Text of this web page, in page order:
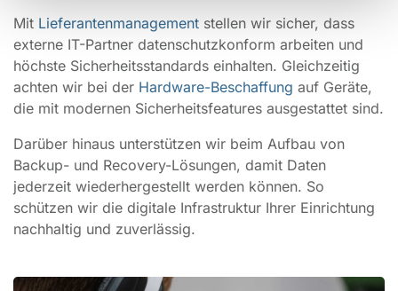
Mit Lieferantenmanagement stellen wir sicher, dass
externe IT-Partner datenschutzkonform arbeiten und
höchste Sicherheitsstandards einhalten. Gleichzeitig
achten wir bei der Hardware-Beschaffung auf Geräte,
die mit modernen Sicherheitsfeatures ausgestattet sind.
Darüber hinaus unterstützen wir beim Aufbau von
Backup- und Recovery-Lösungen, damit Daten
jederzeit wiederhergestellt werden können. So
schützen wir die digitale Infrastruktur Ihrer Einrichtung
nachhaltig und zuverlässig.